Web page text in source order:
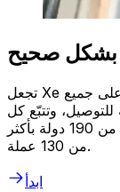
بشكل صحيح
تجعل Xe التحويلات المالية الدولية سهلة وبسيطة. اطّلع على جميع
وتتبّع كل
عملية نقل في الوقت الفعلي. أرسل إلى أكثر من 190 دولة بأكثر
من 130 عملة.
ابدأ